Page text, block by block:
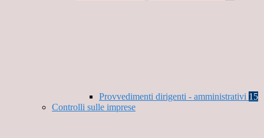
Provvedimenti dirigenti - amministrativi 15
Controlli sulle imprese